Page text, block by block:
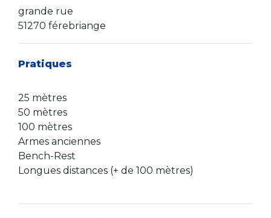
grande rue
51270 férebriange
Pratiques
25 mètres
50 mètres
100 mètres
Armes anciennes
Bench-Rest
Longues distances (+ de 100 mètres)